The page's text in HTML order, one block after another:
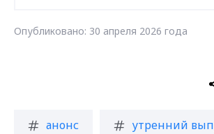
Опубликовано: 30 апреля 2026 года
анонс утренний